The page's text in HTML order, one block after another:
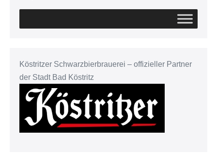
Köstritzer Schwarzbierbrauerei – offizieller Partner
der Stadt Bad Köstritz